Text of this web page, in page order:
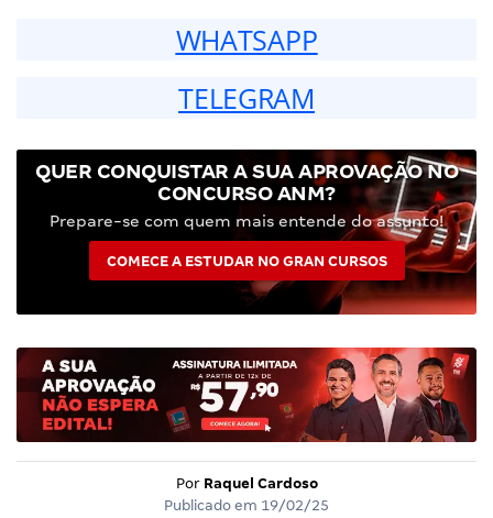
WHATSAPP
TELEGRAM
QUER CONQUISTAR A SUA APROVAÇÃO NO
CONCURSO ANM?
Prepare-se com quem mais entende do assunto!
COMECE A ESTUDAR NO GRAN CURSOS
Por Raquel Cardoso
Publicado em 19/02/25